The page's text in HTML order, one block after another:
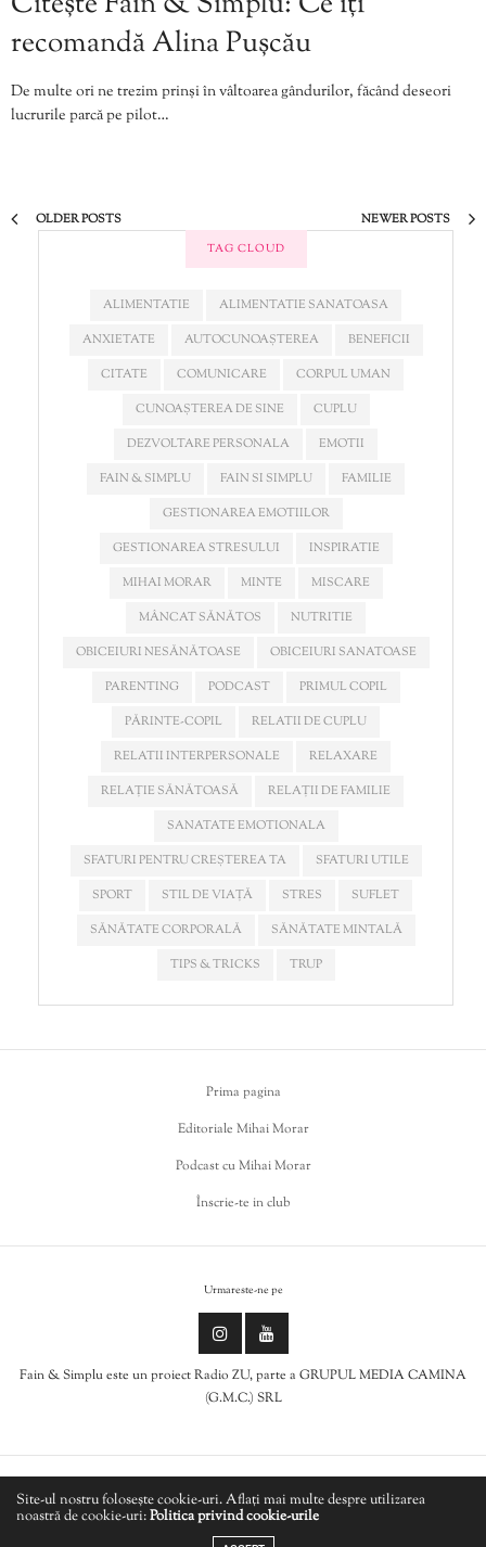
recomandă Alina Pușcău
De multe ori ne trezim prinși în vâltoarea gândurilor, făcând deseori
lucrurile parcă pe pilot…
OLDER POSTS NEWER POSTS
TAG CLOUD
ALIMENTATIE
ALIMENTATIE SANATOASA
ANXIETATE
AUTOCUNOAȘTEREA
BENEFICII
CITATE
COMUNICARE
CORPUL UMAN
CUNOAȘTEREA DE SINE
CUPLU
DEZVOLTARE PERSONALA
EMOTII
FAIN & SIMPLU
FAIN SI SIMPLU
FAMILIE
GESTIONAREA EMOTIILOR
GESTIONAREA STRESULUI
INSPIRATIE
MIHAI MORAR
MINTE
MISCARE
MÂNCAT SĂNĂTOS
NUTRITIE
OBICEIURI NESĂNĂTOASE
OBICEIURI SANATOASE
PARENTING
PODCAST
PRIMUL COPIL
PĂRINTE-COPIL
RELATII DE CUPLU
RELATII INTERPERSONALE
RELAXARE
RELAȚIE SĂNĂTOASĂ
RELAȚII DE FAMILIE
SANATATE EMOTIONALA
SFATURI PENTRU CREȘTEREA TA
SFATURI UTILE
SPORT
STIL DE VIAȚĂ STRES
SUFLET
SĂNĂTATE CORPORALĂ
SĂNĂTATE MINTALĂ
TIPS & TRICKS
TRUP
Prima pagina
Editoriale Mihai Morar
Podcast cu Mihai Morar
Înscrie-te in club
Urmareste-ne pe
Fain & Simplu este un proiect Radio ZU, parte a GRUPUL MEDIA CAMINA
(G.M.C.) SRL
Politica de cookies
Politică de confidențialitate
Site-ul nostru folosește cookie-uri. Aflați mai multe despre utilizarea
noastră de cookie-uri:Politica privind cookie-urile